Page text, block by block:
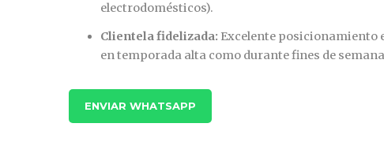
electrodomésticos).
Clientela fidelizada: Excelente posicionamiento
en temporada alta como durante fines de
ENVIAR WHATSAPP